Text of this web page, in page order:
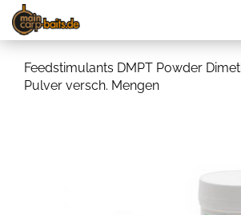
Feedstimulants DMPT Powder
Pulver versch. Mengen